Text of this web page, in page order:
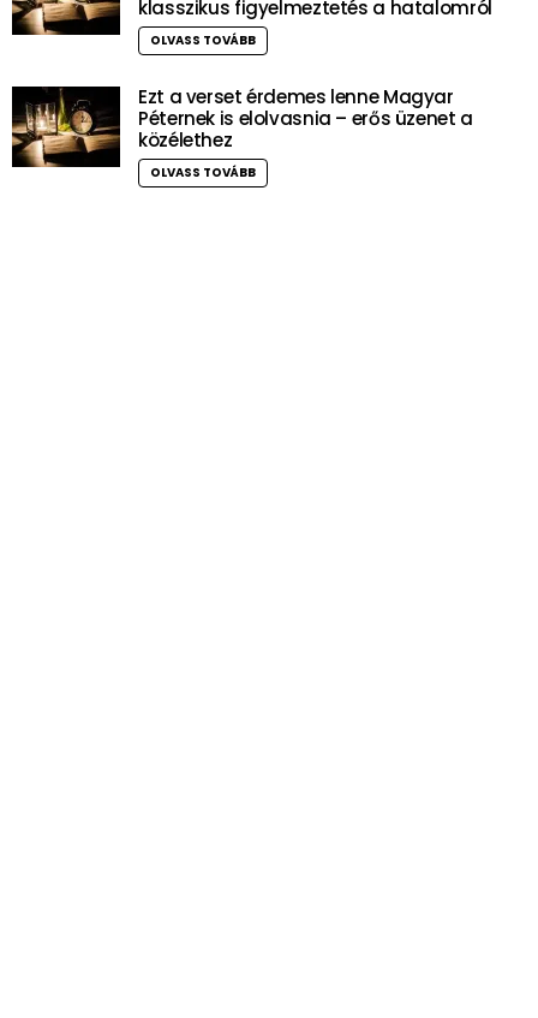
klasszikus figyelmeztetés a hatalomról
OLVASS TOVÁBB
Ezt a verset érdemes lenne Magyar
Péternek is elolvasnia – erős üzenet a
közélethez
OLVASS TOVÁBB